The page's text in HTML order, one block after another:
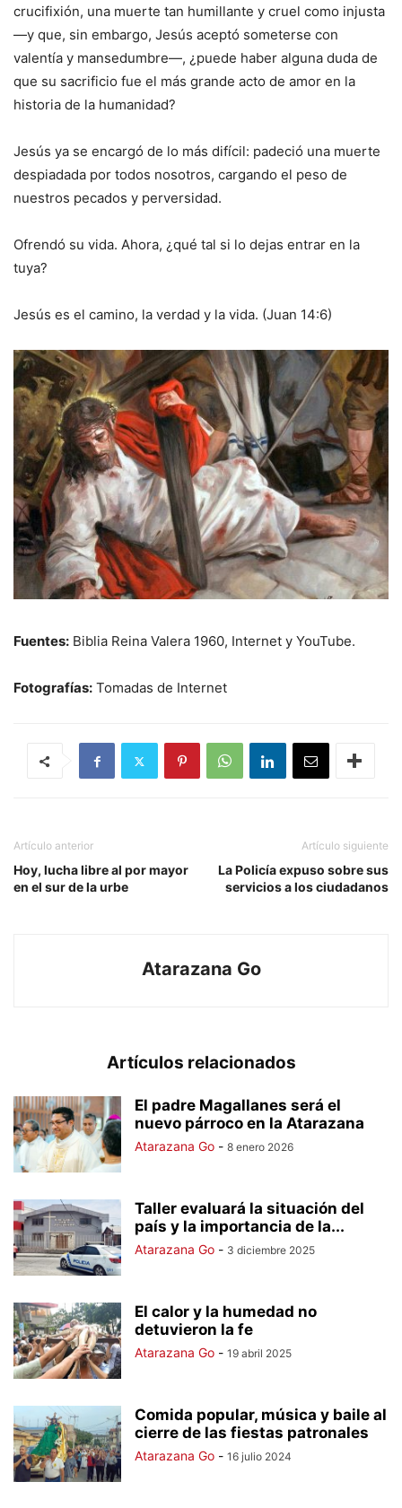
crucifixión, una muerte tan humillante y cruel como injusta
—y que, sin embargo, Jesús aceptó someterse con
valentía y mansedumbre—, ¿puede haber alguna duda de
que su sacrificio fue el más grande acto de amor en la
historia de la humanidad?
Jesús ya se encargó de lo más difícil: padeció una muerte
despiadada por todos nosotros, cargando el peso de
nuestros pecados y perversidad.
Ofrendó su vida. Ahora, ¿qué tal si lo dejas entrar en la
tuya?
Jesús es el camino, la verdad y la vida. (Juan 14:6)
Fuentes: Biblia Reina Valera 1960, Internet y YouTube.
Fotografías: Tomadas de Internet
Artículo anterior
Hoy, lucha libre al por mayor
en el sur de la urbe
Artículo siguiente
La Policía expuso sobre sus
servicios a los ciudadanos
Atarazana Go
Artículos relacionados
El padre Magallanes será el
nuevo párroco en la Atarazana
Atarazana Go - 8 enero 2026
Taller evaluará la situación del
país y la importancia de la...
Atarazana Go - 3 diciembre 2025
El calor y la humedad no
detuvieron la fe
Atarazana Go - 19 abril 2025
Comida popular, música y baile al
cierre de las fiestas patronales
Atarazana Go - 16 julio 2024